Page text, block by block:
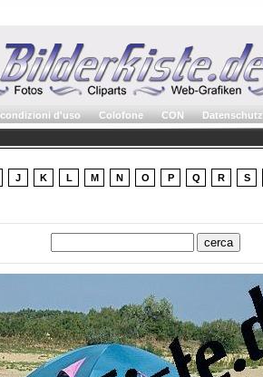
condizioni d'uso Colofone CON Datenschutz
J K L M N O P Q R S